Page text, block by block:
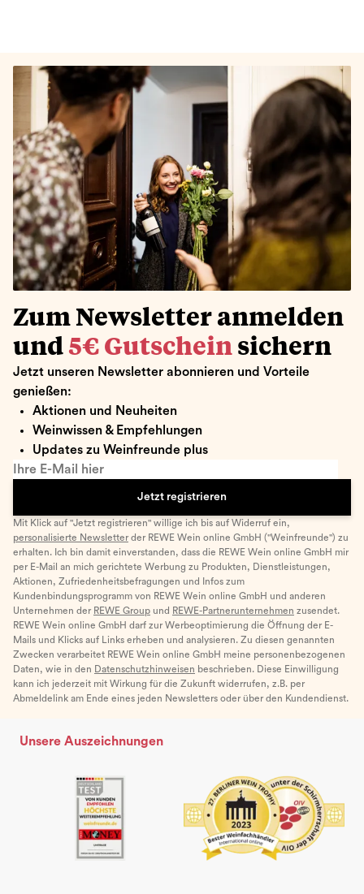
Zum Newsletter anmelden
und 5€ Gutschein sichern
Jetzt unseren Newsletter abonnieren und Vorteile
genießen:
Aktionen und Neuheiten
Weinwissen & Empfehlungen
Updates zu Weinfreunde plus
Ihre E-Mail hier
Jetzt registrieren
Mit Klick auf "Jetzt registrieren" willige ich bis auf Widerruf ein,
personalisierte Newsletter der REWE Wein online GmbH ("Weinfreunde") zu
erhalten. Ich bin damit einverstanden, dass die REWE Wein online GmbH mir
per E-Mail an mich gerichtete Werbung zu Produkten, Dienstleistungen,
Aktionen, Zufriedenheitsbefragungen und Infos zum
Kundenbindungsprogramm von REWE Wein online GmbH und anderen
Unternehmen der REWE Group und REWE-Partnerunternehmen zusendet.
REWE Wein online GmbH darf zur Werbeoptimierung die Öffnung der E-
Mails und Klicks auf Links erheben und analysieren. Zu diesen genannten
Zwecken verarbeitet REWE Wein online GmbH meine personenbezogenen
Daten, wie in den Datenschutzhinweisen beschrieben. Diese Einwilligung
kann ich jederzeit mit Wirkung für die Zukunft widerrufen, z.B. per
Abmeldelink am Ende eines jeden Newsletters oder über den Kundendienst.
Unsere Auszeichnungen